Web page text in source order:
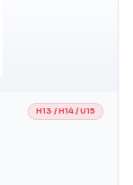
H13 / H14 / U15